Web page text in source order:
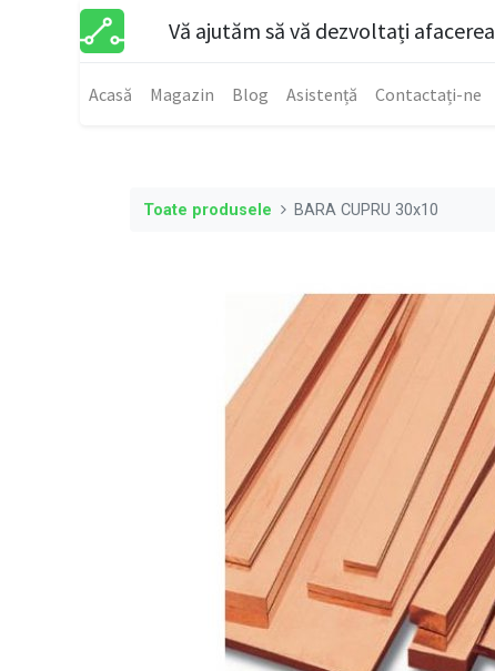
Vă ajutăm să vă dezvoltați afacerea
Acasă Magazin Blog Asistență Contactați-ne
Toate produsele BARA CUPRU 30x10